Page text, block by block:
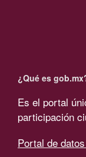
¿Qué es
Es el portal
participación
Portal de